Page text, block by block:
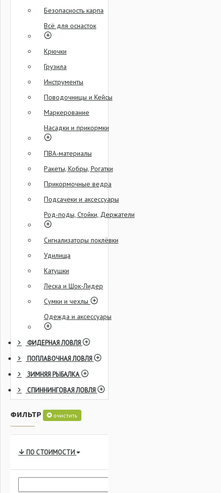
Безопасность карпа
Всё для оснасток
Крючки
Грузила
Инструменты
Поводочницы и Кейсы
Маркерование
Насадки и прикормки
ПВА-материалы
Ракеты, Кобры, Рогатки
Прикормочные ведра
Подсачеки и аксессуары
Род-поды, Стойки, Держатели
Сигнализаторы поклёвки
Удилища
Катушки
Леска и Шок-Лидер
Сумки и чехлы
Одежда и аксессуары
ФИДЕРНАЯ ЛОВЛЯ
ПОПЛАВОЧНАЯ ЛОВЛЯ
ЗИМНЯЯ РЫБАЛКА
СПИННИНГОВАЯ ЛОВЛЯ
ФИЛЬТР очистить
ПО СТОИМОСТИ